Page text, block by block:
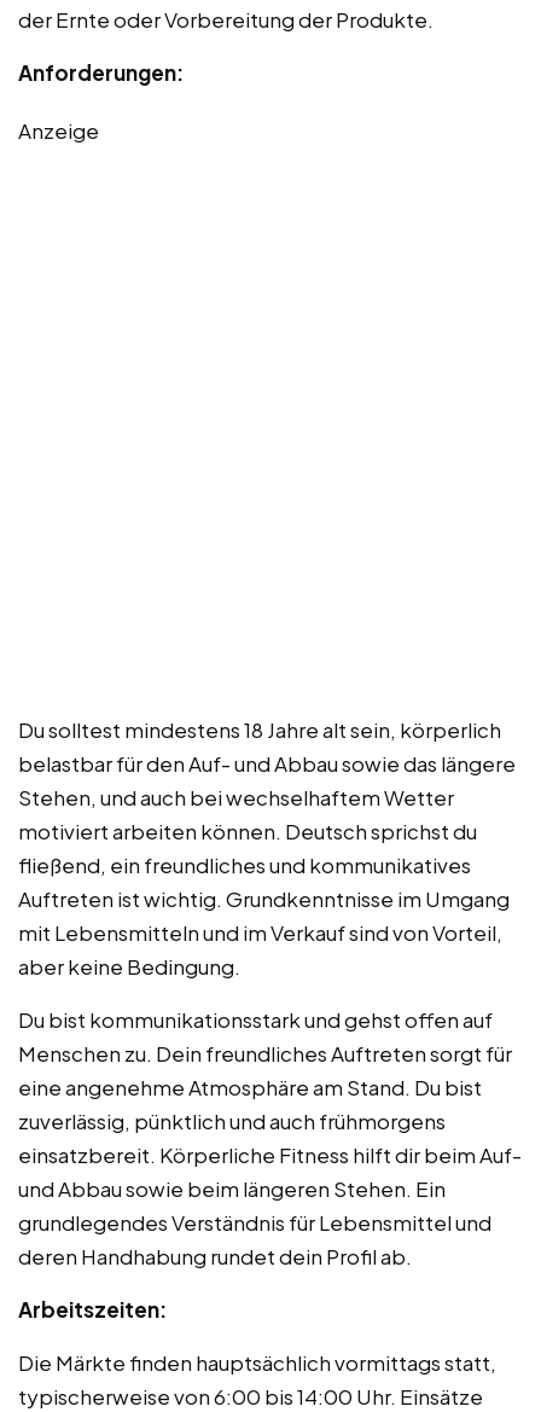
der Ernte oder Vorbereitung der Produkte.
Anforderungen:
Anzeige
Du solltest mindestens 18 Jahre alt sein, körperlich
belastbar für den Auf- und Abbau sowie das längere
Stehen, und auch bei wechselhaftem Wetter
motiviert arbeiten können. Deutsch sprichst du
fließend, ein freundliches und kommunikatives
Auftreten ist wichtig. Grundkenntnisse im Umgang
mit Lebensmitteln und im Verkauf sind von Vorteil,
aber keine Bedingung.
Du bist kommunikationsstark und gehst offen auf
Menschen zu. Dein freundliches Auftreten sorgt für
eine angenehme Atmosphäre am Stand. Du bist
zuverlässig, pünktlich und auch frühmorgens
einsatzbereit. Körperliche Fitness hilft dir beim Auf-
und Abbau sowie beim längeren Stehen. Ein
grundlegendes Verständnis für Lebensmittel und
deren Handhabung rundet dein Profil ab.
Arbeitszeiten:
Die Märkte finden hauptsächlich vormittags statt,
typischerweise von 6:00 bis 14:00 Uhr. Einsätze